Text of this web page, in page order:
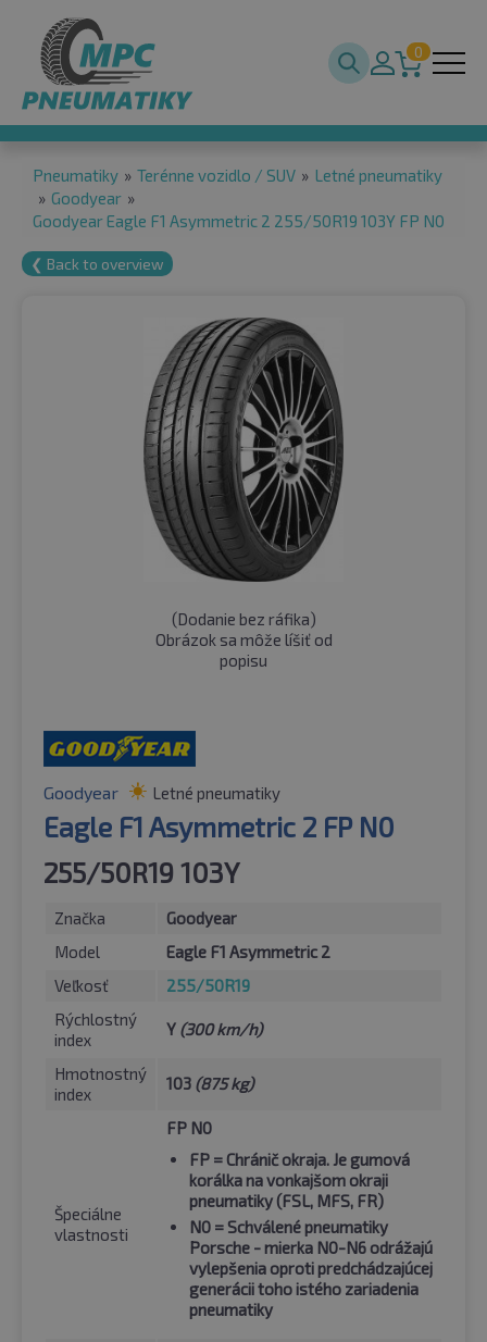
0
Pneumatiky » Terénne vozidlo / SUV » Letné pneumatiky
» Goodyear »
Goodyear Eagle F1 Asymmetric 2 255/50R19 103Y FP N0
❮ Back to overview
(Dodanie bez ráfika)
Obrázok sa môže líšiť od
popisu
Goodyear Letné pneumatiky
Eagle F1 Asymmetric 2 FP N0
255/50R19 103Y
Značka
Goodyear
Model
Eagle F1 Asymmetric 2
Veľkosť
255/50R19
Rýchlostný
index
Y (300 km/h)
Hmotnostný
index
103 (875 kg)
Špeciálne
vlastnosti
FP N0
FP = Chránič okraja. Je gumová
korálka na vonkajšom okraji
pneumatiky (FSL, MFS, FR)
N0 = Schválené pneumatiky
Porsche - mierka N0-N6 odrážajú
vylepšenia oproti predchádzajúcej
generácii toho istého zariadenia
pneumatiky